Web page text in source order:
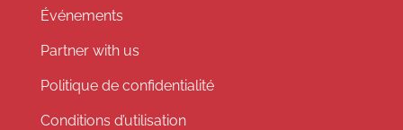
Événements
Partner with us
Politique de confidentialité
Conditions d’utilisation